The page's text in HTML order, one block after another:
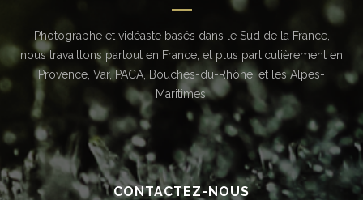
Photographe et vidéaste basés dans le Sud de la France,
nous travaillons partout en France, et plus particulièrement en
Provence, Var, PACA, Bouches-du-Rhône, et les Alpes-
Maritimes.
CONTACTEZ-NOUS